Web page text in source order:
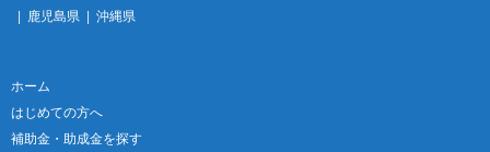
鹿児島県
沖縄県
ホーム
はじめての方へ
補助金・助成金を探す